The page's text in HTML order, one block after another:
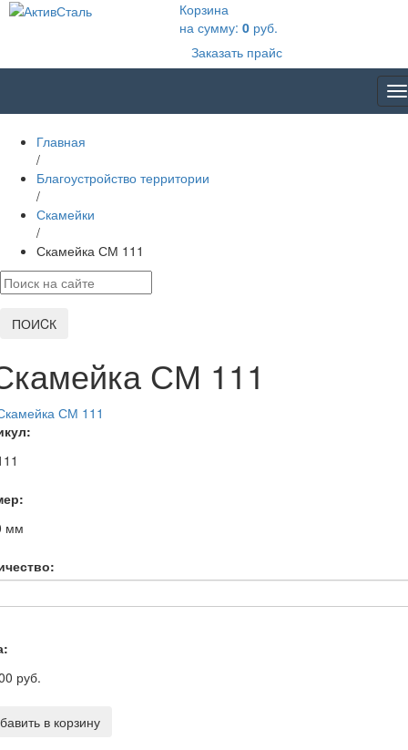
Корзина
на сумму: 0руб.
Заказать прайс
Главная
/
Благоустройство территории
/
Скамейки
/
Скамейка СМ 111
ПОИCК
СМ 111
мм
руб.
в корзину